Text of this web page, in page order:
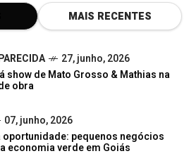
MAIS RECENTES
27, junho, 2026
show de Mato Grosso & Mathias na
obra
07, junho, 2026
oportunidade: pequenos negócios
economia verde em Goiás